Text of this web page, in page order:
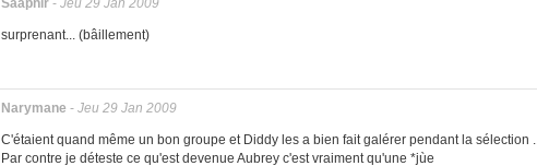
Saaphir - Jeu 29 Jan 2009
surprenant... (bâillement)
Narymane - Jeu 29 Jan 2009
C'étaient quand même un bon groupe et Diddy les a bien fait galérer pendant la sélection ...
Par contre je déteste ce qu'est devenue Aubrey c'est vraiment qu'une *jùe